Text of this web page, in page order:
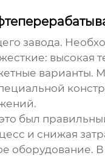
завода.
высокая
был
и снижая